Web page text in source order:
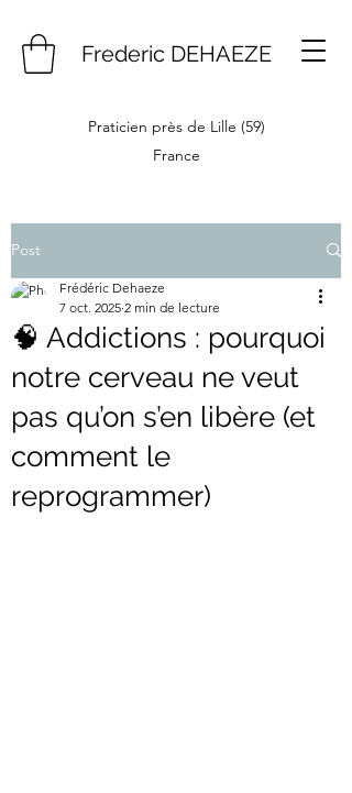
Frederic DEHAEZE
Praticien près de Lille (59)
France
Post
🧠 Addictions : pourquoi
notre cerveau ne veut
pas qu’on s’en libère (et
comment le
reprogrammer)
Frédéric Dehaeze
7 oct. 2025 2 min de lecture